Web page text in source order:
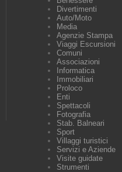
Divertimenti
Auto/Moto
Media
Agenzie Stampa
Viaggi Escursioni
Comuni
Associazioni
Informatica
Immobiliari
Proloco
Enti
Spettacoli
Fotografia
Stab. Balneari
Sport
Villaggi turistici
Servizi e Aziende
Visite guidate
Strumenti